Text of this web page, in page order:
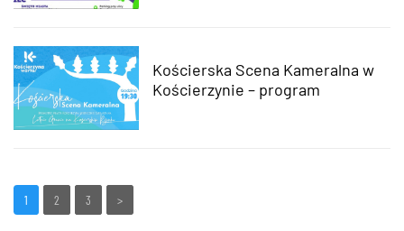
Kościerska Scena Kameralna w
Kościerzynie – program
1 2 3 >